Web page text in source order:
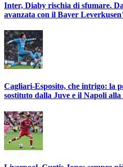
Inter, Diaby rischia di sfumare.
avanzata con il Bayer
Cagliari-Esposito, che intrigo: la
sostituto dalla Juve e il Napoli alla